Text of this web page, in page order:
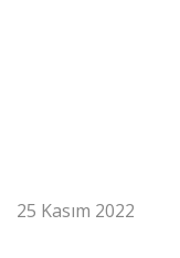
25 Kasım 2022